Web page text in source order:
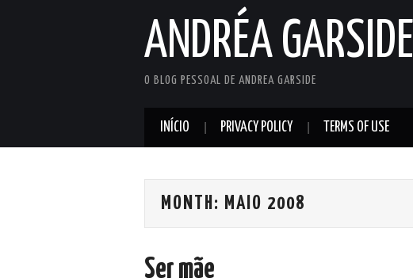
ANDRÉA GARSIDE
O BLOG PESSOAL DE ANDREA GARSIDE
INÍCIO PRIVACY POLICY TERMS OF USE
MONTH: MAIO 2008
Ser mãe